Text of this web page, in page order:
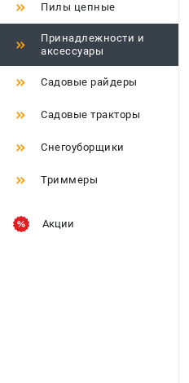
Пилы цепные
Принадлежности и
аксессуары
Садовые райдеры
Садовые тракторы
Снегоуборщики
Триммеры
Акции